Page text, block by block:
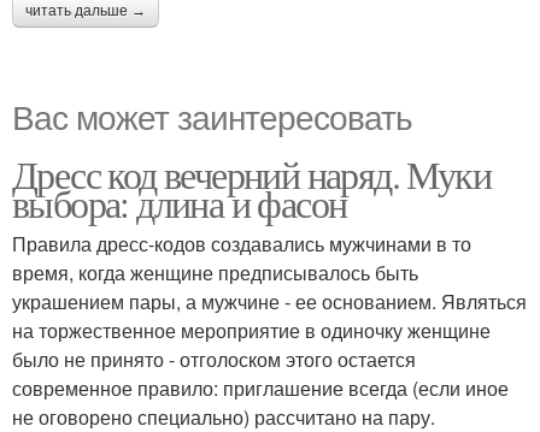
читать дальше →
Вас может заинтересовать
Дресс код вечерний наряд. Муки
выбора: длина и фасон
Правила дресс-кодов создавались мужчинами в то
время, когда женщине предписывалось быть
украшением пары, а мужчине - ее основанием. Являться
на торжественное мероприятие в одиночку женщине
было не принято - отголоском этого остается
современное правило: приглашение всегда (если иное
не оговорено специально) рассчитано на пару.